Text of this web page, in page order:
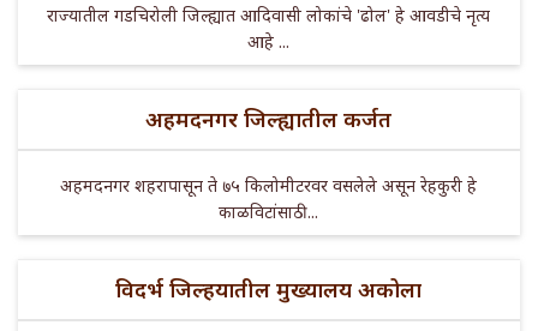
राज्यातील गडचिरोली जिल्ह्यात आदिवासी लोकांचे 'ढोल' हे आवडीचे नृत्य
आहे ...
अहमदनगर जिल्ह्यातील कर्जत
अहमदनगर शहरापासून ते ७५ किलोमीटरवर वसलेले असून रेहकुरी हे
काळविटांसाठी ...
विदर्भ जिल्हयातील मुख्यालय अकोला